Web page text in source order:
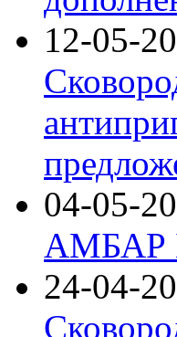
12-05-
04-05-
АМБАР
24-04-